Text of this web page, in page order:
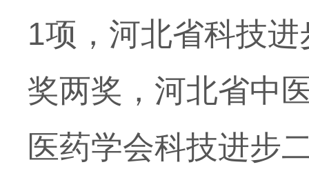
1项，河北省科技
奖两奖，河北省中
医药学会科技进步